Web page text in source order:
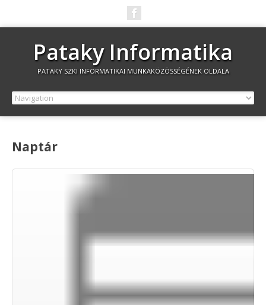
Pataky Informatika
PATAKY SZKI INFORMATIKAI MUNKAKÖZÖSSÉGÉNEK OLDALA
Naptár